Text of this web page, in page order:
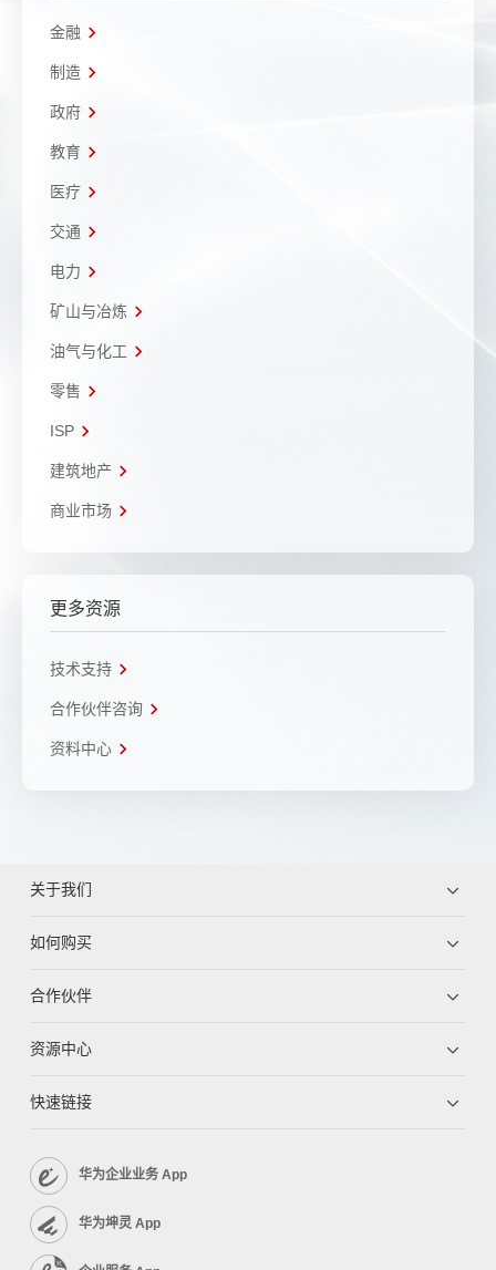
金融
制造
政府
教育
医疗
交通
电力
矿山与冶炼
油气与化工
零售
ISP
建筑地产
商业市场
更多资源
技术支持
合作伙伴咨询
资料中心
关于我们
如何购买
合作伙伴
资源中心
快速链接
华为企业业务 App
华为坤灵 App